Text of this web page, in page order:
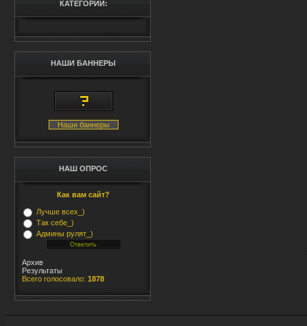
КАТЕГОРИИ:
НАШИ БАННЕРЫ
Наши баннеры
НАШ ОПРОС
Как вам сайт?
Лучше всех_)
Так себе_)
Админы рулят_)
Архив
Результаты
Всего голосовало: 1878